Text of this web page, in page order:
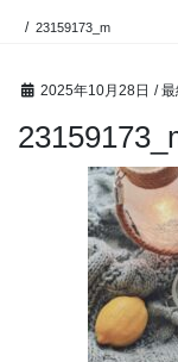
就労支援ロ
23159173_m
2025年10月28日 /